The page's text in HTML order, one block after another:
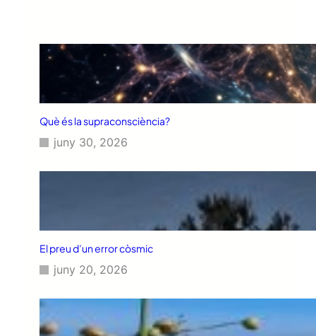
Què és la supraconsciència?
juny 30, 2026
El preu d’un error còsmic
juny 20, 2026